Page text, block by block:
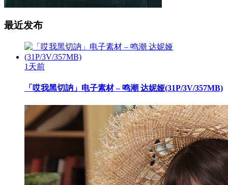
最近发布
1天前
「哎我黑切訥」电子素材 – 鸣潮 达妮娅(31P/3V/357MB)